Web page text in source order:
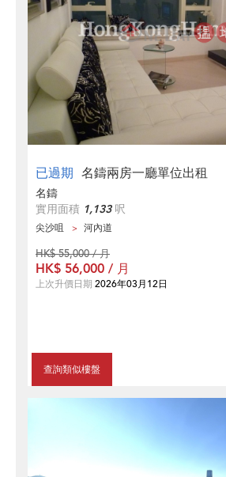
已過期 名鑄兩房一廳單位出租
名鑄
實用面積 1,133呎
尖沙咀 河內道
查詢類似樓盤
HK$ 55,000 / 月
HK$ 56,000 / 月
上次升價日期 2026年03月12日